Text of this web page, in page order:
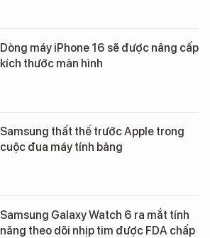
Dòng máy iPhone 16 sẽ được nâng cấp
kích thước màn hình
Samsung thất thế trước Apple trong
cuộc đua máy tính bảng
Samsung Galaxy Watch 6 ra mắt tính
năng theo dõi nhịp tim được FDA chấp